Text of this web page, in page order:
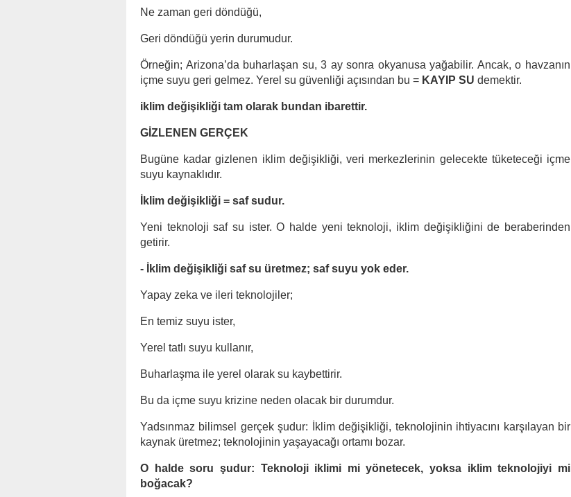
Ne zaman geri döndüğü,
Geri döndüğü yerin durumudur.
Örneğin; Arizona’da buharlaşan su, 3 ay sonra okyanusa yağabilir. Ancak, o havzanın
içme suyu geri gelmez. Yerel su güvenliği açısından bu = KAYIP SU demektir.
iklim değişikliği tam olarak bundan ibarettir.
GİZLENEN GERÇEK
Bugüne kadar gizlenen iklim değişikliği, veri merkezlerinin gelecekte tüketeceği içme
suyu kaynaklıdır.
İklim değişikliği = saf sudur.
Yeni teknoloji saf su ister. O halde yeni teknoloji, iklim değişikliğini de beraberinden
getirir.
- İklim değişikliği saf su üretmez; saf suyu yok eder.
Yapay zeka ve ileri teknolojiler;
En temiz suyu ister,
Yerel tatlı suyu kullanır,
Buharlaşma ile yerel olarak su kaybettirir.
Bu da içme suyu krizine neden olacak bir durumdur.
Yadsınmaz bilimsel gerçek şudur: İklim değişikliği, teknolojinin ihtiyacını karşılayan bir
kaynak üretmez; teknolojinin yaşayacağı ortamı bozar.
O halde soru şudur: Teknoloji iklimi mi yönetecek, yoksa iklim teknolojiyi mi
boğacak?